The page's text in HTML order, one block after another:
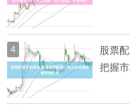
4
股票
把握